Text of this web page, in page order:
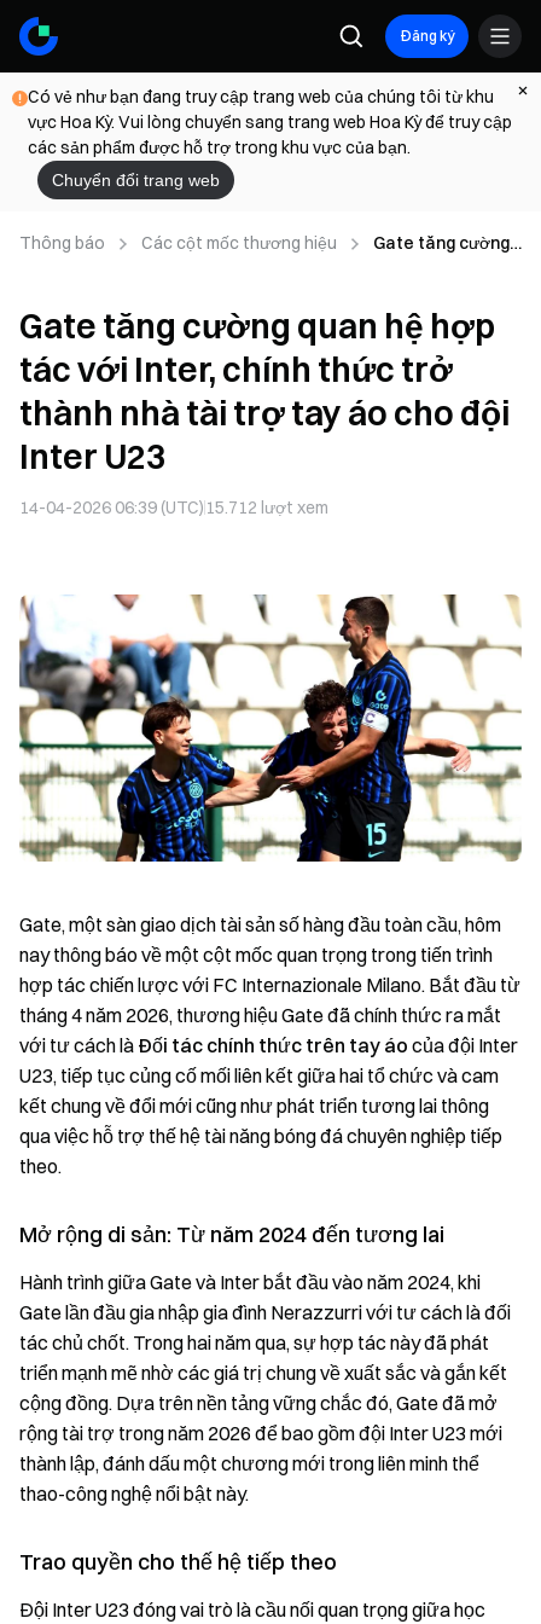
Đăng ký
Có vẻ như bạn đang truy cập trang web của chúng tôi từ khu
vực Hoa Kỳ. Vui lòng chuyển sang trang web Hoa Kỳ để truy cập
các sản phẩm được hỗ trợ trong khu vực của bạn.
Chuyển đổi trang web
Thông báo Các cột mốc thương hiệu
Gate tăng cường
thức trở thành
nhà tài trợ tay áo
cho đội Inter U23
Gate tăng cường quan hệ hợp
tác với Inter, chính thức trở
thành nhà tài trợ tay áo cho đội
Inter U23
14-04-2026 06:39 (UTC) 15.712 lượt xem
Gate, một sàn giao dịch tài sản số hàng đầu toàn cầu, hôm
nay thông báo về một cột mốc quan trọng trong tiến trình
hợp tác chiến lược với FC Internazionale Milano. Bắt đầu từ
tháng 4 năm 2026, thương hiệu Gate đã chính thức ra mắt
với tư cách là Đối tác chính thức trên tay áo của đội Inter
U23, tiếp tục củng cố mối liên kết giữa hai tổ chức và cam
kết chung về đổi mới cũng như phát triển tương lai thông
qua việc hỗ trợ thế hệ tài năng bóng đá chuyên nghiệp tiếp
theo.
Mở rộng di sản: Từ năm 2024 đến tương lai
Hành trình giữa Gate và Inter bắt đầu vào năm 2024, khi
Gate lần đầu gia nhập gia đình Nerazzurri với tư cách là đối
tác chủ chốt. Trong hai năm qua, sự hợp tác này đã phát
triển mạnh mẽ nhờ các giá trị chung về xuất sắc và gắn kết
cộng đồng. Dựa trên nền tảng vững chắc đó, Gate đã mở
rộng tài trợ trong năm 2026 để bao gồm đội Inter U23 mới
thành lập, đánh dấu một chương mới trong liên minh thể
thao-công nghệ nổi bật này.
Trao quyền cho thế hệ tiếp theo
Đội Inter U23 đóng vai trò là cầu nối quan trọng giữa học